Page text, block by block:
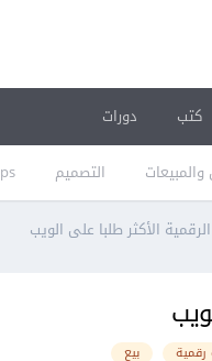
التصميم
كتب دورات
الأكثر طلبا على الويب
رقمية بيع